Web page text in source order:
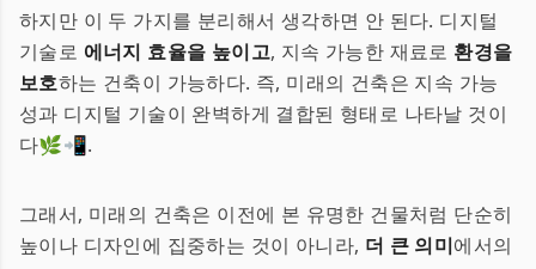
하지만 이 두 가지를 분리해서 생각하면 안 된다. 디지털
기술로 에너지 효율을 높이고, 지속 가능한 재료로 환경을
보호하는 건축이 가능하다. 즉, 미래의 건축은 지속 가능
성과 디지털 기술이 완벽하게 결합된 형태로 나타날 것이
다🌿📲.
그래서, 미래의 건축은 이전에 본 유명한 건물처럼 단순히
높이나 디자인에 집중하는 것이 아니라, 더 큰 의미에서의